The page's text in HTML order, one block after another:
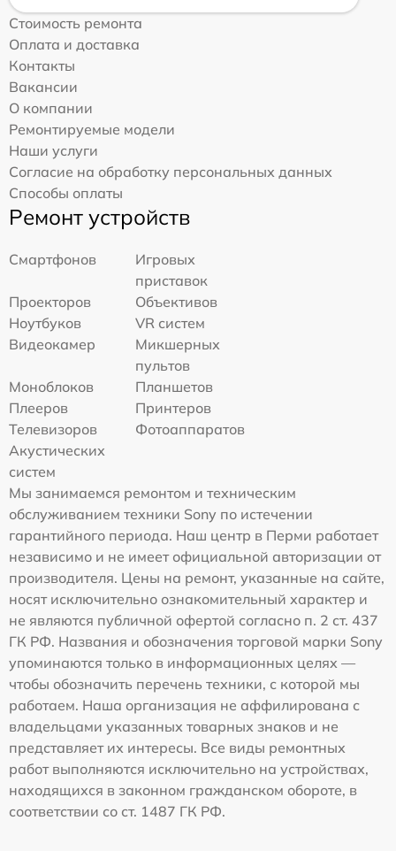
Стоимость ремонта
Оплата и доставка
Контакты
Вакансии
О компании
Ремонтируемые модели
Наши услуги
Согласие на обработку персональных данных
Способы оплаты
Ремонт устройств
Смартфонов
Игровых
приставок
Проекторов
Объективов
Ноутбуков
VR систем
Видеокамер
Микшерных
пультов
Моноблоков
Планшетов
Плееров
Принтеров
Телевизоров
Фотоаппаратов
Акустических
систем
Мы занимаемся ремонтом и техническим
обслуживанием техники Sony по истечении
гарантийного периода. Наш центр в Перми работает
независимо и не имеет официальной авторизации от
производителя. Цены на ремонт, указанные на сайте,
носят исключительно ознакомительный характер и
не являются публичной офертой согласно п. 2 ст. 437
ГК РФ. Названия и обозначения торговой марки Sony
упоминаются только в информационных целях —
чтобы обозначить перечень техники, с которой мы
работаем. Наша организация не аффилирована с
владельцами указанных товарных знаков и не
представляет их интересы. Все виды ремонтных
работ выполняются исключительно на устройствах,
находящихся в законном гражданском обороте, в
соответствии со ст. 1487 ГК РФ.